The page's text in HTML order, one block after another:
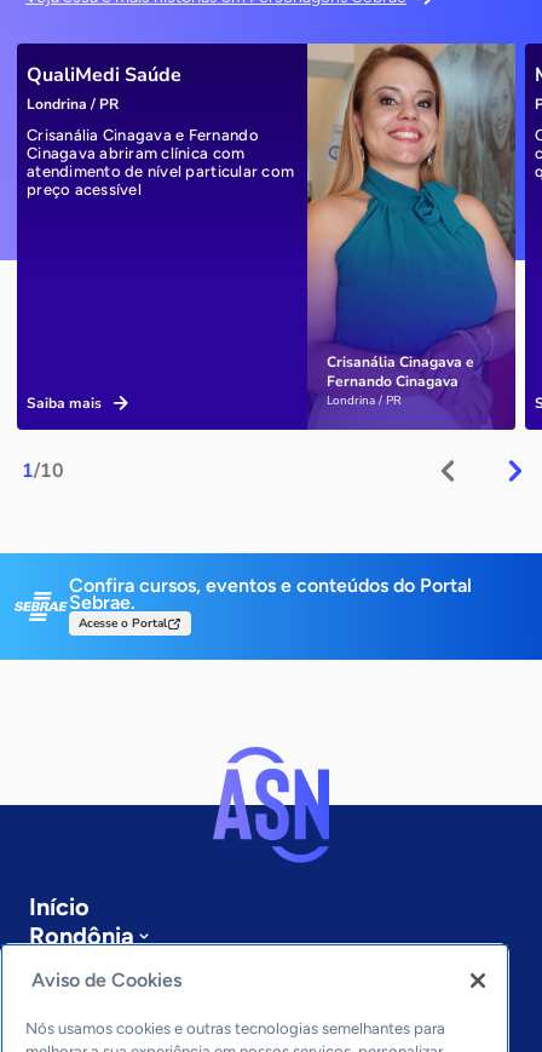
1/10
Crisanália Cinagava e
Fernando Cinagava
Londrina / PR
QualiMedi Saúde
Londrina / PR
Crisanália Cinagava e Fernando
Cinagava abriram clínica com
atendimento de nível particular com
preço acessível
Saiba mais
Confira cursos, eventos e conteúdos do Portal
Sebrae.
Acesse o Portal
Início
Rondônia
Sobre a ASN
Últimas notícias
Entre em contato
Aviso de Cookies
Nós usamos cookies e outras tecnologias semelhantes para